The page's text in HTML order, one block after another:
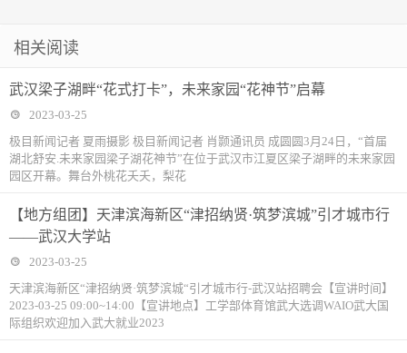
相关阅读
武汉梁子湖畔“花式打卡”，未来家园“花神节”启幕
2023-03-25
极目新闻记者 夏雨摄影 极目新闻记者 肖颢通讯员 成圆圆3月24日，“首届
湖北舒安.未来家园梁子湖花神节”在位于武汉市江夏区梁子湖畔的未来家园
园区开幕。舞台外桃花夭夭，梨花
【地方组团】天津滨海新区“津招纳贤·筑梦滨城”引才城市行
——武汉大学站
2023-03-25
天津滨海新区“津招纳贤·筑梦滨城“引才城市行-武汉站招聘会【宣讲时间】
2023-03-25 09:00~14:00【宣讲地点】工学部体育馆武大选调WAIO武大国
际组织欢迎加入武大就业2023